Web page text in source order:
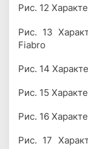
Рис. 12
Рис. 13
Fiabro
Рис. 14
Рис. 15
Рис. 16
Рис. 17